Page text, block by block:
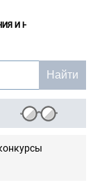
И НАУКИ